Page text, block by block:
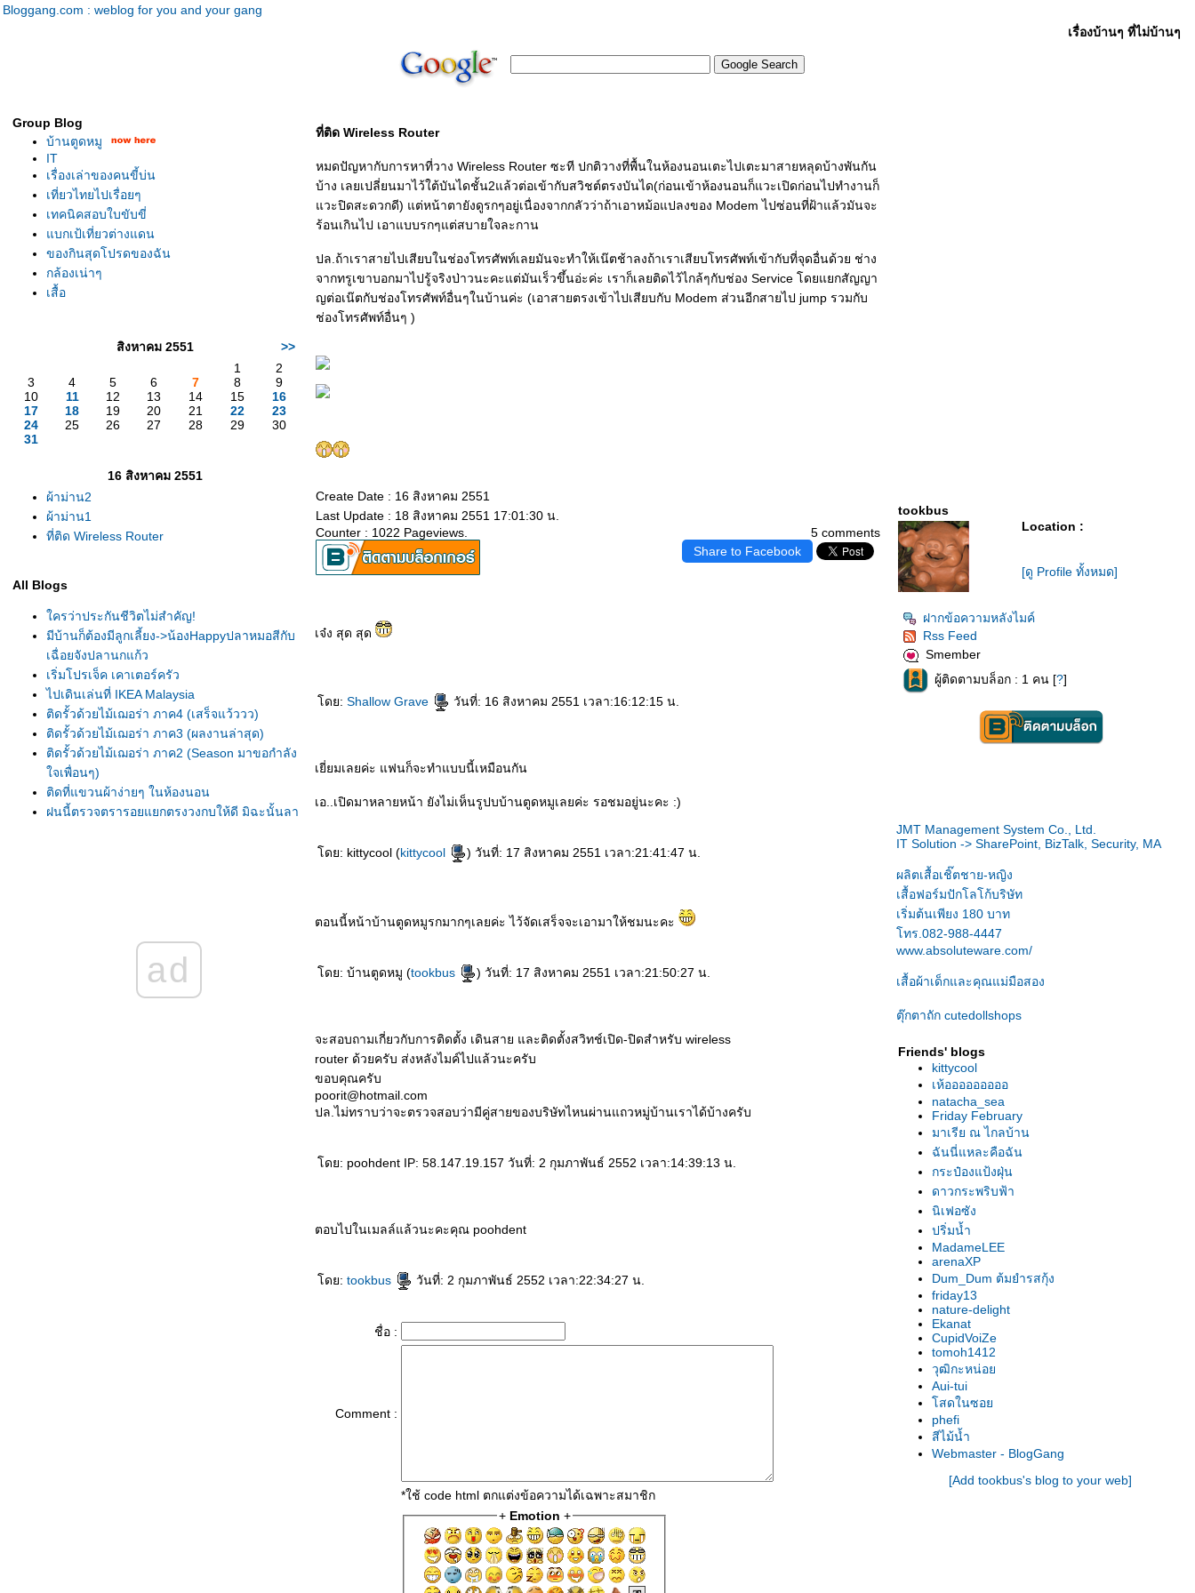
Bloggang.com : weblog for you and your gang
เรื่องบ้านๆ ที่ไม่บ้านๆ
Group Blog
บ้านตูดหมู
IT
เรื่องเล่าของคนขี้บ่น
เที่ยวไทยไปเรื่อยๆ
เทคนิคสอบใบขับขี่
บกเป้เที่ยวต่างแดน
ของกินสุดโปรดของฉัน
กล้องเน่าๆ
เสื้อ
สิงหาคม 2551
>>
1
2
3
4 5 6 7 8
9
10
11 12 13 14 15
16
17
18 19 20 21 22
23
24
25 26 27 28 29
30
31
16 สิงหาคม 2551
ผ้าม่าน2
ผ้าม่าน1
ที่ติด Wireless Router
All Blogs
ครว่าประกันชีวิตไม่สำคัญ!
มีบ้านก็ต้องมีลูกเลี้ยง->น้องHappyปลาหมอสีกับ
เฉื่อยจังปลานกแก้ว
เริ่มโปรเจ็ค เคาเตอร์ครัว
ไปเดินเล่นที่ IKEA Malaysia
ติดรั้วด้วยไม้เฌอร่า ภาค4 (เสร็จแว้ววว)
ติดรั้วด้วยไม้เฌอร่า ภาค3 (ผลงานล่าสุด)
ติดรั้วด้วยไม้เฌอร่า ภาค2 (Season มาขอกำลัง
จเพื่อนๆ)
ติดที่แขวนผ้าง่ายๆ ในห้องนอน
ฝนนี้ตรวจตรารอยแยกตรงวงกบให้ดี มิฉะนั้นลา
DIY ม่านน้ำตกด้วยท่อประปา ภาค1
ลองจัดมุมนั่งเล่นบนแคร่ที่เกือบจะโรแมนติก
ad
ที่ติด Wireless Router
หมดปัญหากับการหาที่วาง Wireless Router ซะที ปกติวางที่พื้นในห้องนอนเตะไปเตะมาสายหลุดบ้างพันกัน
บ้าง เลยเปลี่ยนมาไว้ใต้บันไดชั้น2แล้วต่อเข้ากับสวิชต์ตรงบันได(ก่อนเข้าห้องนอนก็แวะเปิดก่อนไปทำงานก็
วะปิดสะดวกดี) แต่หน้าตายังดูรกๆอยู่เนื่องจากกลัวว่าถ้าเอาหม้อแปลงของ Modem ไปซ่อนที่ฝ้าแล้วมันจะ
ร้อนเกินไป เอาแบบรกๆแต่สบายใจละกาน
ปล.ถ้าเราสายไปเสียบในช่องโทรศัพท์เลยมันจะทำให้เน๊ตช้าลงถ้าเราเสียบโทรศัพท์เข้ากับที่จุดอื่นด้วย ช่าง
จากทรูเขาบอกมาไปรู้จริงป่าวนะคะแต่มันเร็วขึ้นอ่ะค่ะ เราก็เลยติดไว้ไกล้ๆกับช่อง Service โดยแยกสัญญา
ญต่อเน๊ตกับช่องโทรศัพท์อื่นๆในบ้านค่ะ (เอาสายตรงเข้าไปเสียบกับ Modem ส่วนอีกสายไป jump รวมกับ
ช่องโทรศัพท์อื่นๆ )
Create Date : 16 สิงหาคม 2551
Last Update : 18 สิงหาคม 2551 17:01:30 น.
5 comments
Counter : 1022 Pageviews.
Share to Facebook
เจ๋ง สุด สุด
ดย: Shallow Grave วันที่: 16 สิงหาคม 2551 เวลา:16:12:15 น.
เยี่ยมเลยค่ะ แฟนก็จะทำแบบนี้เหมือนกัน
เอ..เปิดมาหลายหน้า ยังไม่เห็นรูปบบ้านตูดหมูเลยค่ะ รอชมอยู่นะคะ :)
ดย: kittycool (kittycool ) วันที่: 17 สิงหาคม 2551 เวลา:21:41:47 น.
ตอนนี้หน้าบ้านตูดหมูรกมากๆเลยค่ะ ไว้จัดเสร็จจะเอามาให้ชมนะคะ
ดย: บ้านตูดหมู (tookbus ) วันที่: 17 สิงหาคม 2551 เวลา:21:50:27 น.
จะสอบถามเกี่ยวกับการติดตั้ง เดินสาย และติดตั้งสวิทช์เปิด-ปิดสำหรับ wireless
router ด้วยครับ ส่งหลังไมค์ไปแล้วนะครับ
ขอบคุณครับ
poorit@hotmail.com
ปล.ไม่ทราบว่าจะตรวจสอบว่ามีคู่สายของบริษัทไหนผ่านแถวหมู่บ้านเราได้บ้างครับ
ดย: poohdent IP: 58.147.19.157 วันที่: 2 กุมภาพันธ์ 2552 เวลา:14:39:13 น.
ตอบไปในเมลล์แล้วนะคะคุณ poohdent
ดย: tookbus วันที่: 2 กุมภาพันธ์ 2552 เวลา:22:34:27 น.
ชื่อ :
Comment :
*ใช้ code html ตกแต่งข้อความได้เฉพาะสมาชิก
+ Emotion +
tookbus
Location :
[ดู Profile ทั้งหมด]
ฝากข้อความหลังไมค์
Rss Feed
Smember
ผู้ติดตามบล็อก : 1 คน [?]
JMT Management System Co., Ltd.
IT Solution -> SharePoint, BizTalk, Security, MA
ผลิตเสื้อเชิ๊ตชาย-หญิง
เสื้อฟอร์มปักโลโก้บริษัท
เริ่มต้นเพียง 180 บาท
ทร.082-988-4447
www.absoluteware.com/
เสื้อผ้าเด็กและคุณแม่มือสอง
ตุ๊กตาถัก cutedollshops
Friends' blogs
kittycool
เห้อออออออออ
natacha_sea
Friday February
มาเรีย ณ ไกลบ้าน
ฉันนี่แหละคือฉัน
กระป๋องแป้งฝุ่น
ดาวกระพริบฟ้า
นิเฟอซัง
ปริ่มน้ำ
MadameLEE
arenaXP
Dum_Dum ต้มยำรสกุ้ง
friday13
nature-delight
Ekanat
CupidVoiZe
tomoh1412
วุฒิกะหน่อ
Aui-tui
สดในซอ
phefi
สีไม้น้ำ
Webmaster - BlogGang
[Add tookbus's blog to your web]